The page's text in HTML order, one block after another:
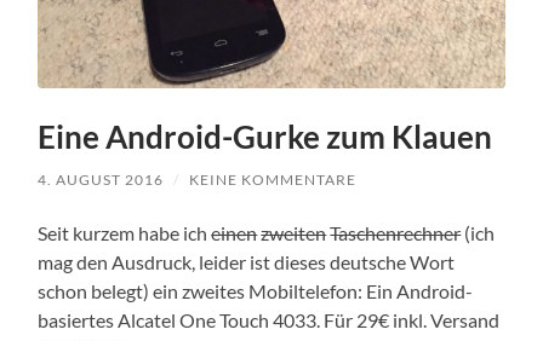
Eine Android-Gurke zum Klauen
4. AUGUST 2016 / KEINE KOMMENTARE
Seit kur­zem habe icheinenzwei­tenTaschen­rech­ner(ich
mag den Aus­druck, lei­der ist die­ses deut­sche Wort
schon belegt) ein zwei­tes Mobil­te­le­fon: Ein Android-
basiertes Alca­tel One Touch 4033. Für 29€ inkl. Ver­sand